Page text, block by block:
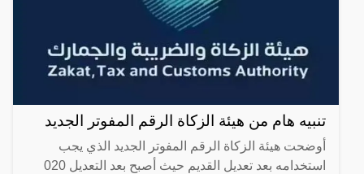
تنبيه هام من هيئة الزكاة الرقم المفوتر الجديد
أوضحت هيئة الزكاة الرقم المفوتر الجديد الذي يجب
استخدامه بعد تعديل القديم حيث أصبح بعد التعديل 020